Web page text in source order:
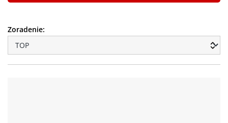
Zoradenie: